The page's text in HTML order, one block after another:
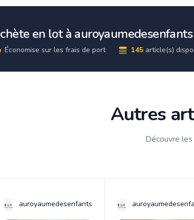
en lot à auroyaumedesenfants
Économise sur les frais de port 145 article(s)
Autres
Découvre
auroyaumedesenfants